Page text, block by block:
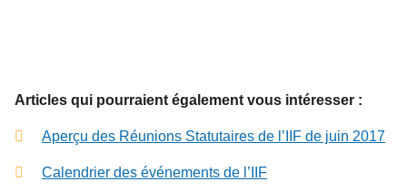
Articles qui pourraient également vous intéresser :
Aperçu des Réunions Statutaires de l’IIF de juin 2017
Calendrier des événements de l’IIF